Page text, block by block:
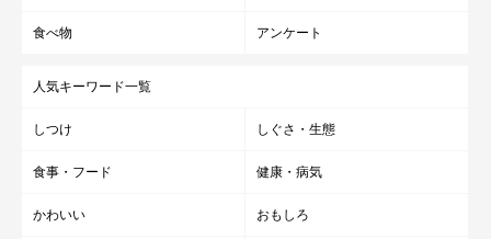
食べ物 アンケート
人気キーワード一覧
しつけ しぐさ・生態
食事・フード 健康・病気
かわいい おもしろ